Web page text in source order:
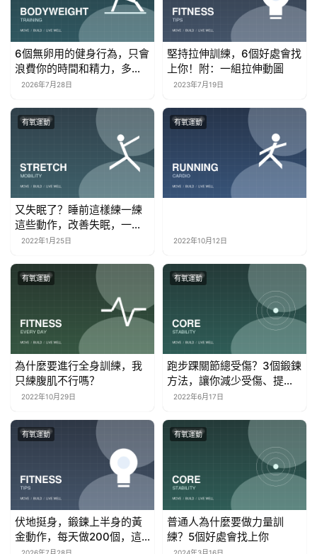
6個無卵用的健身行為，只會
浪費你的時間和精力，多數
人都在做
2026年7月28日
堅持拉伸訓練，6個好處會找
上你！附：一組拉伸動圖
2023年7月19日
有氧運動
又失眠了？睡前這樣練一練
這些動作，改善失眠，一覺
睡到七八點
2022年1月25日
有氧運動
2022年10月12日
有氧運動
為什麼要進行全身訓練，我
只練腹肌不行嗎？
2022年10月29日
有氧運動
跑步踝關節總受傷？3個鍛鍊
方法，讓你減少受傷、提高
跑步效率
2022年6月17日
有氧運動
伏地挺身，鍛鍊上半身的黃
金動作，每天做200個，這
有氧運動
普通人為什麼要做力量訓
練？5個好處會找上你